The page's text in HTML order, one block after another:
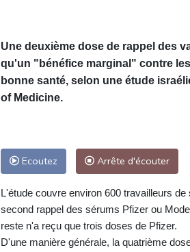
Une deuxième dose de rappel des
qu'un "bénéfice marginal" contre
bonne santé, selon une étude
of Medicine.
Ecoutez Arrête d'écouter
L'étude couvre environ 600 travailleurs
second rappel des sérums Pfizer ou
reste n'a reçu que trois doses de Pfizer.
D'une manière générale, la quatrième